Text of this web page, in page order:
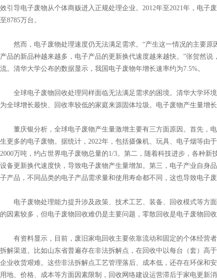
效引导电子废物从个体商贩进入正规处理企业。2012年至2021年，电子
至8785万台。
然而，电子废物处理速度仍无法满足需求。“产生这一情况的主要原
产品的新品种越来越多，电子产品的更新换代速度越来越快。”张贺然
流。清华大学公布的数据显示，我国电子废物年增长速率约为7.5%。
全球电子废物回收处理同样面临无法满足需求的困境。清华大学环
为全球增长最快、回收率较低的家庭来源固体垃圾。电子废物产生量增
董庆银分析，全球电子废物产生量激增主要有三方面原因。首先，
生更多的电子废物。据统计，2022年，包括摄像机、玩具、电子烟等由
2000万吨，约占世界电子废物总量的1/3。第二，随着科技进步，各种新
设备更新换代速度快，导致电子废物产生量增加。第三，电子产业自身
子产品，不同品类的电子产品需求量和使用寿命都不同，这也导致电子
电子废物处理能力提升涉及政策、技术工艺、装备、回收模式等方
的因素较多，但电子废物回收难仍是主要问题，零散回收是电子废物回
有资料显示，目前，废旧家电回收主要依靠流动和固定的个体经营
拆解渠道。比如山东省普遍存在非法拆解点，在回收中以每台（套）高
企业收货艰难。这些非法拆解点工艺管理落后、成本低，还存在环保和
用地、价格、成本等方面因素限制，回收网络建设运营滞后于家电更新